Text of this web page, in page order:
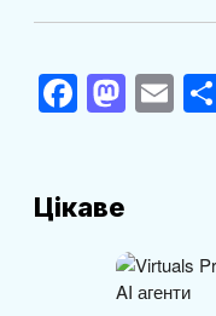
F
a
e
M
a
d
o
E
m
Цікаве